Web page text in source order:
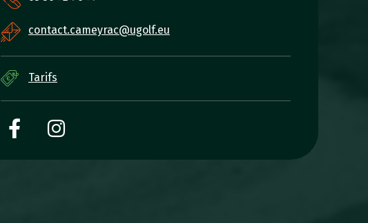
contact.cameyrac@ugolf.eu
Tarifs